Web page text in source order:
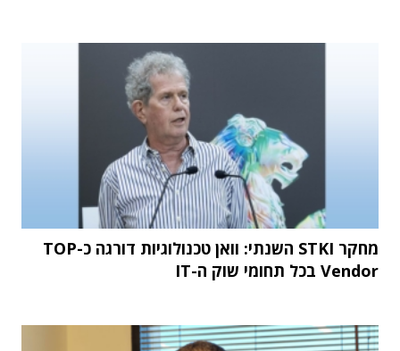
מחקר STKI השנתי: וואן טכנולוגיות דורגה כ-TOP
Vendor בכל תחומי שוק ה-IT